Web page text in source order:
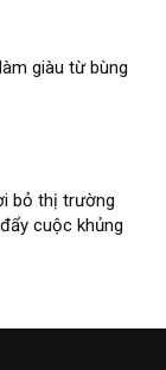
giàu từ bùng
bỏ thị trường
cuộc khủng